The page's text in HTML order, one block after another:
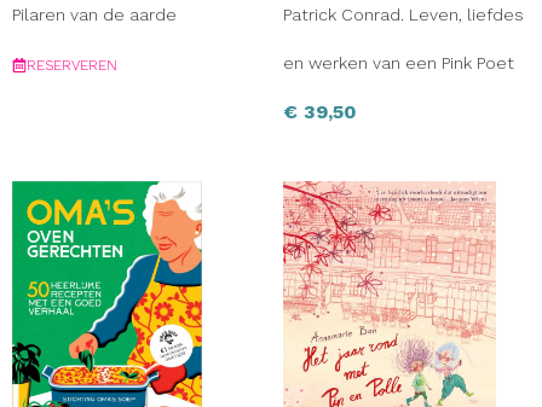
Pilaren van de aarde
RESERVEREN
Patrick Conrad. Leven, liefdes
en werken van een Pink Poet
€ 39,50